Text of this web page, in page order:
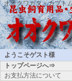
オオクワガタ・カブト
ようこそゲスト様
トップページへ⇒
お支払方法について